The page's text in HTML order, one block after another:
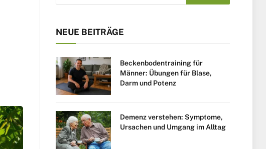
NEUE BEITRÄGE
Beckenbodentraining für
Männer: Übungen für Blase,
Darm und Potenz
Demenz verstehen: Symptome,
Ursachen und Umgang im Alltag